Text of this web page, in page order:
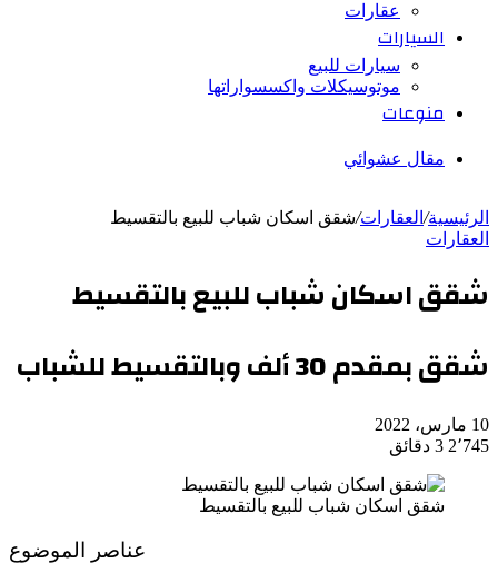
عقارات
السيارات
سيارات للبيع
موتوسيكلات واكسسواراتها
منوعات
مقال عشوائي
الرئيسية/ العقارات/شقق اسكان شباب للبيع بالتقسيط
العقارات
شقق اسكان شباب للبيع بالتقسيط
شقق بمقدم 30 ألف وبالتقسيط للشباب
10 مارس، 2022
2٬745 3 دقائق
شقق اسكان شباب للبيع بالتقسيط
عناصر الموضوع